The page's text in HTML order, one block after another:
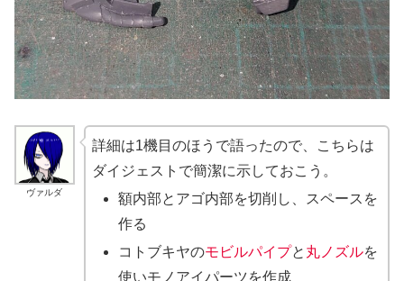
ヴァルダ
詳細は1機目のほうで語ったので、こちらは
ダイジェストで簡潔に示しておこう。
額内部とアゴ内部を切削し、スペースを
作る
コトブキヤのモビルパイプと 丸ノズルを
使いモノアイパーツを作成